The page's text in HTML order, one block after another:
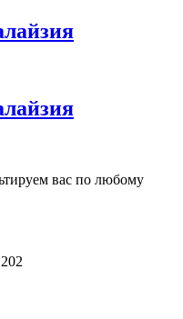
вас по любому